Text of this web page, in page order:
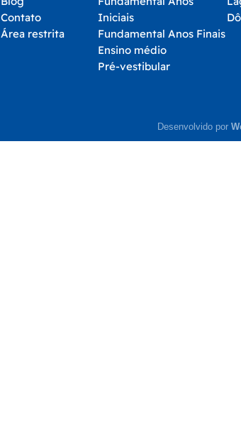
Contato
Área restrita
Iniciais
Fundamental Anos Finais
Ensino médio
Pré-vestibular
Desenvolvido por